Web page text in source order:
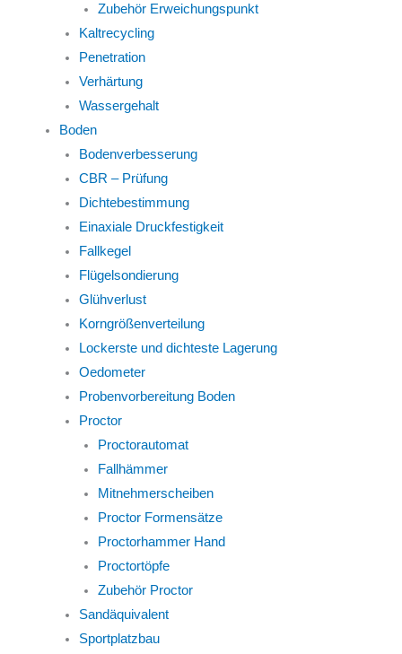
Zubehör Erweichungspunkt
Kaltrecycling
Penetration
Verhärtung
Wassergehalt
Boden
Bodenverbesserung
CBR – Prüfung
Dichtebestimmung
Einaxiale Druckfestigkeit
Fallkegel
Flügelsondierung
Glühverlust
Korngrößenverteilung
Lockerste und dichteste Lagerung
Oedometer
Probenvorbereitung Boden
Proctor
Proctorautomat
Fallhämmer
Mitnehmerscheiben
Proctor Formensätze
Proctorhammer Hand
Proctortöpfe
Zubehör Proctor
Sandäquivalent
Sportplatzbau